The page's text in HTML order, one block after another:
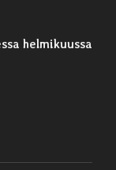
helmikuussa